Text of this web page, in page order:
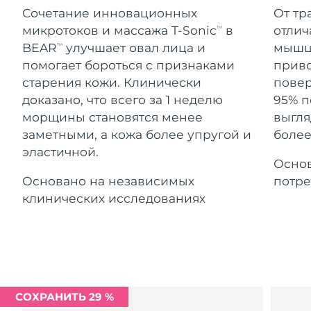
Сочетание инновационных
микротоков и массажа T-SonicTM
в
BEARTM
улучшает овал лица и
помогает бороться с признаками
старения кожи. Клинически
доказано, что всего за 1 неделю
морщины становятся менее
заметными, а кожа более упругой и
эластичной.
Основано на независимых
клинических исследованиях
От
95%
СОХРАНИТЬ 29 %
18% PAP
Косметика Для мужчин
Купить
ПОДРОБНЕЕ
Гибралтар
Ожидаемая дата доставки
8/15/26
Греция
Ожидаемая дата доставки
8/11/26
Гонконг (САР)
8/12/26
Венгрия
Ожидаемая дата доставки
Исландия
8/12/26
о-в Мэн